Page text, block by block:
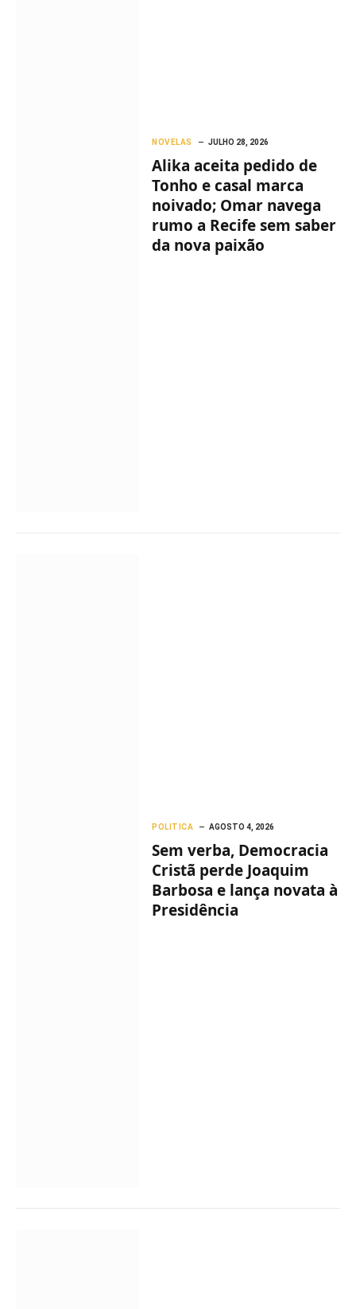
NOVELAS JULHO 28, 2026
Alika aceita pedido de
Tonho e casal marca
noivado; Omar navega
rumo a Recife sem saber
da nova paixão
POLITICA AGOSTO 4, 2026
Sem verba, Democracia
Cristã perde Joaquim
Barbosa e lança novata à
Presidência